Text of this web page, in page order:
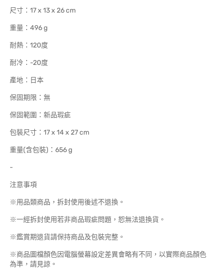
尺寸：17 x 13 x 26 cm
重量：496 g
耐熱：120度
耐冷：-20度
產地：日本
保固期限：無
保固範圍：新品瑕疵
包裝尺寸：17 x 14 x 27 cm
重量(含包裝)：656 g
-
注意事項
※用品類商品，拆封使用後述不退換。
※一經拆封使用若非商品瑕疵問題，恕無法退換貨。
※鑑賞期退貨請保持商品及包裝完整。
※商品圖檔顏色因電腦螢幕設定差異會略有不同，以實際商品顏色
為準，請見諒。